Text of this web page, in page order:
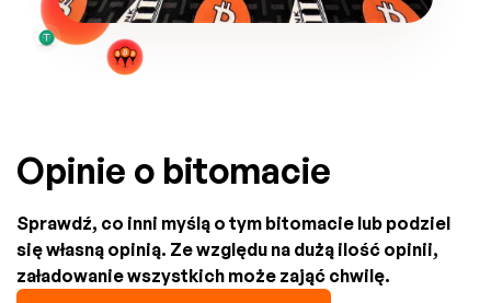
Opinie o bitomacie
Sprawdź, co inni myślą o tym bitomacie lub podziel
się własną opinią. Ze względu na dużą ilość opinii,
załadowanie wszystkich może zająć chwilę.